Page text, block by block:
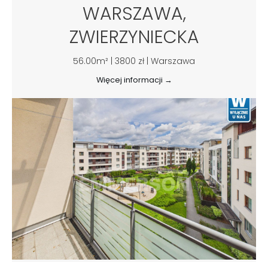
WARSZAWA,
ZWIERZYNIECKA
56.00m² | 3800 zł | Warszawa
Więcej informacji →